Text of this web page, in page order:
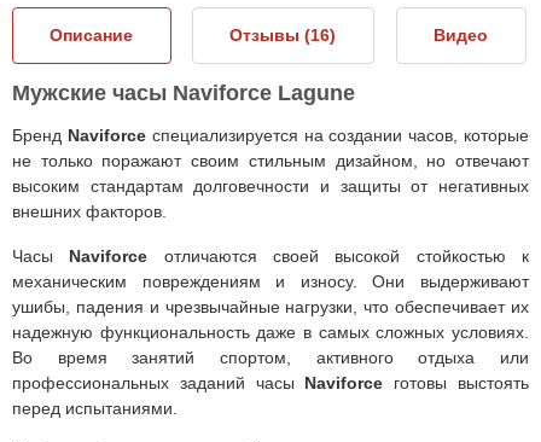
Описание Отзывы (16) Видео
Мужские часы Naviforce Lagune
Бренд Naviforceспециализируется на создании часов, которые
не только поражают своим стильным дизайном, но отвечают
высоким стандартам долговечности и защиты от негативных
внешних факторов.
Часы Naviforce отличаются своей высокой стойкостью к
механическим повреждениям и износу. Они выдерживают
ушибы, падения и чрезвычайные нагрузки, что обеспечивает их
надежную функциональность даже в самых сложных условиях.
Во время занятий спортом, активного отдыха или
профессиональных заданий часы Naviforce готовы выстоять
перед испытаниями.